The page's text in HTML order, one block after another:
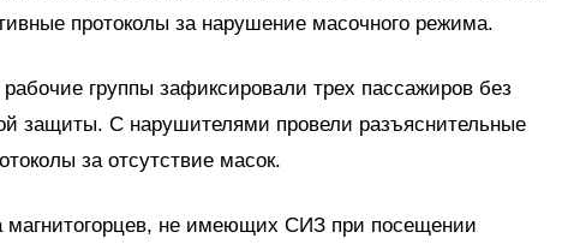
протоколы за нарушение масочного режима.
группы зафиксировали трех пассажиров без
защиты. С нарушителями провели разъяснительные
за отсутствие масок.
магнитогорцев, не имеющих СИЗ при посещении